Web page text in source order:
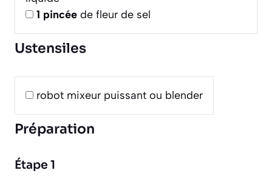
1 pincée de fleur de sel
Ustensiles
robot mixeur puissant ou blender
Préparation
Étape 1